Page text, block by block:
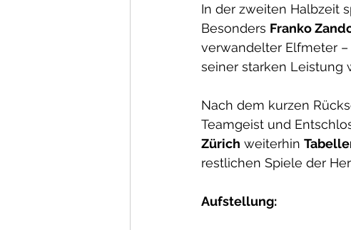
In der zweiten Halbzeit
Besonders Franko
verwandelter Elfmeter
seiner starken Leistung
Nach dem kurzen
Teamgeist und
Zürich weiterhin
restlichen Spiele der
Aufstellung: